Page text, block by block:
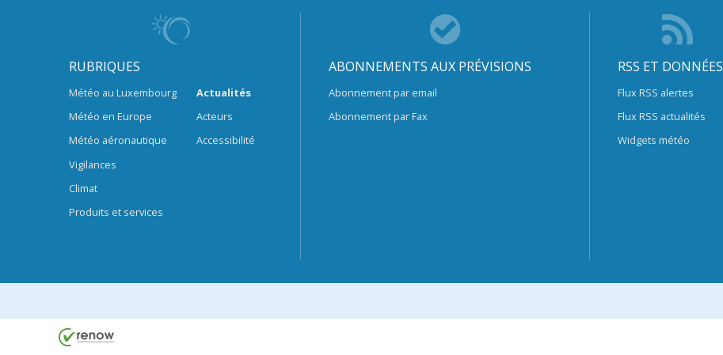
RUBRIQUES
Météo au Luxembourg
Météo en Europe
Météo aéronautique
Vigilances
Climat
Produits et services
Actualités
Acteurs
Accessibilité
ABONNEMENTS AUX PRÉVISIONS
Abonnement par email
Abonnement par Fax
RSS ET DONNÉES
Flux RSS alertes
Flux RSS actualités
Widgets météo